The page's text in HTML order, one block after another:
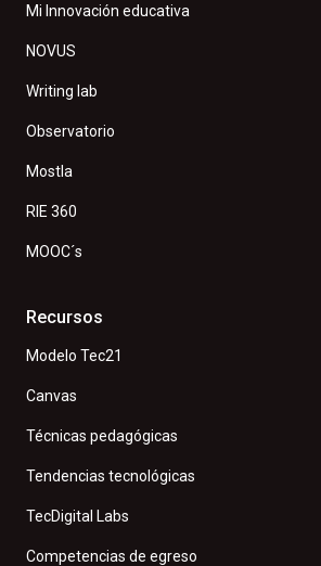
Mi Innovación educativa
NOVUS
Writing lab
Observatorio
Mostla
RIE 360
MOOC´s
Recursos
Modelo Tec21
Canvas
Técnicas pedagógicas
Tendencias tecnológicas
TecDigital Labs
Competencias de egreso